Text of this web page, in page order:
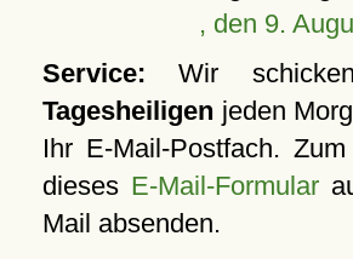
, den 9.
Service: Wir
Tagesheiligen jeden
Ihr E-Mail-Postfach.
dieses E-Mail-Formular
Mail absenden.